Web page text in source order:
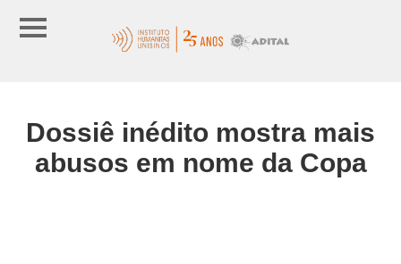
Dossiê inédito mostra mais
abusos em nome da Copa